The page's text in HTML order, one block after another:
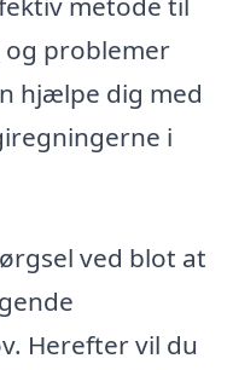
problemer
hjælpe dig med
i
ved blot at
Herefter vil du